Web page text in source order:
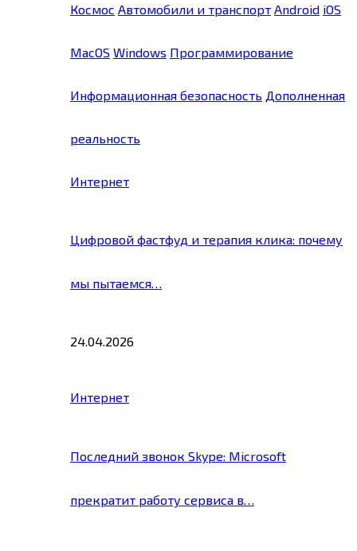
Космос Автомобили и транспорт Android iOS
MacOS Windows Программирование
Информационная безопасность Дополненная
реальность
Интернет
Цифровой фастфуд и терапия клика: почему
мы пытаемся…
24.04.2026
Интернет
Последний звонок Skype: Microsoft
прекратит работу сервиса в…